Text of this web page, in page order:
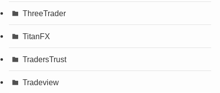
ThreeTrader
TitanFX
TradersTrust
Tradeview